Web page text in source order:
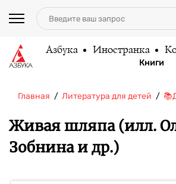
Азбука Иностранка
Книги
Главная Литература для детей
Живая шляпа (илл.
Зобнина и др.)